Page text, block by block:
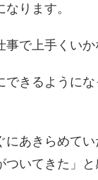
ります。
で上手くいか
できるように
にあきらめて
ついてきた」